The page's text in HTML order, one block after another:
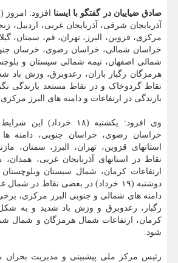
صادق ضیاییان در گفتگو با ایسنا
آذربایجان شرقی، آذربایجان غربی، اردبیل،
مرکزی، قزوین، البرز، تهران، قم، سمنان،
خراسان شمالی، خراسان رضوی، خرسان
شمالی اصفهان، نیمه شمالی سیستان و
هرمزگان رگبار باران، رعدوبرق، وزش
نقاط گردوخاک و در نقاط مستعد بارندگی
بارندگی در ارتفاعات و دامنه های البرز
وی افزود: یکشنبه (۱۸
خراسان رضوی، خراسان جنوبی، دامنه ها
استانهای قزوین، تهران، البرز، سمنان،
نقاط در استانهای آذربایجان غربی،
ارتفاعات کرمان، شمال سیستان
دوشنبه (۱۹ خرداد) در بعضی نقاط در
دامنه های شمالی و جنوبی البرز مرکزی،
رگبار، رعدوبرق و وزش باد شدید و به شکل
کرمان، ارتفاعات شمال هرمزگان و شمال
شود.
رئیس مرکز ملی پیشبینی و مدیریت بحران